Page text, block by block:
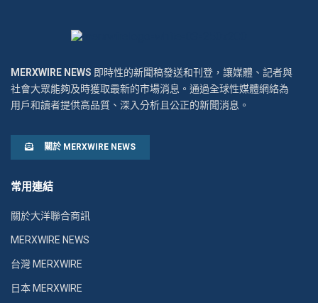
MERXWIRE NEWS 即時性的新聞稿發送和刊登，讓媒體、記者與
社會大眾能夠及時獲取最新的市場消息。通過全球性媒體網絡為
用戶和讀者提供高品質、深入分析且公正的新聞消息。
關於 MERXWIRE NEWS
常用連結
關於大洋聯合商訊
MERXWIRE NEWS
台灣 MERXWIRE
日本 MERXWIRE